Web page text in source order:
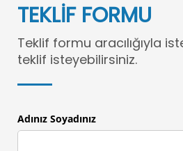
TEKLİF FORMU
Teklif formu aracılığıyla
teklif isteyebilirsiniz.
Adınız Soyadınız